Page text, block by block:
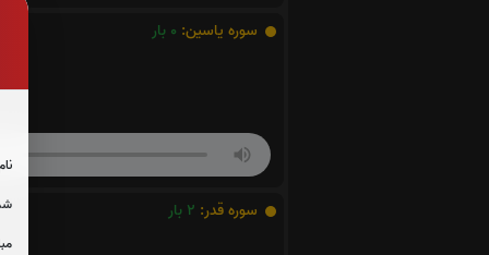
سوره یاسین: 0 بار
سوره قدر: 2 بار